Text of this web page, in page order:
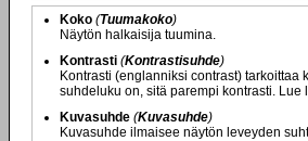
Koko (Tuumakoko)
Näytön halkaisija tuumina.
Kontrasti (Kontrastisuhde)
Kontrasti (englanniksi contrast)
suhdeluku on, sitä parempi kontrasti. Lue
Kuvasuhde (Kuvasuhde)
Kuvasuhde ilmaisee näytön leveyden